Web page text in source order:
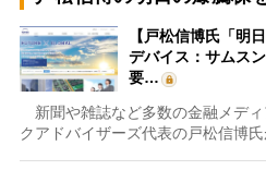
【戸松信博氏「明
デバイス：サムス
要…
新聞や雑誌など多数の金融メデ
クアドバイザーズ代表の戸松信博